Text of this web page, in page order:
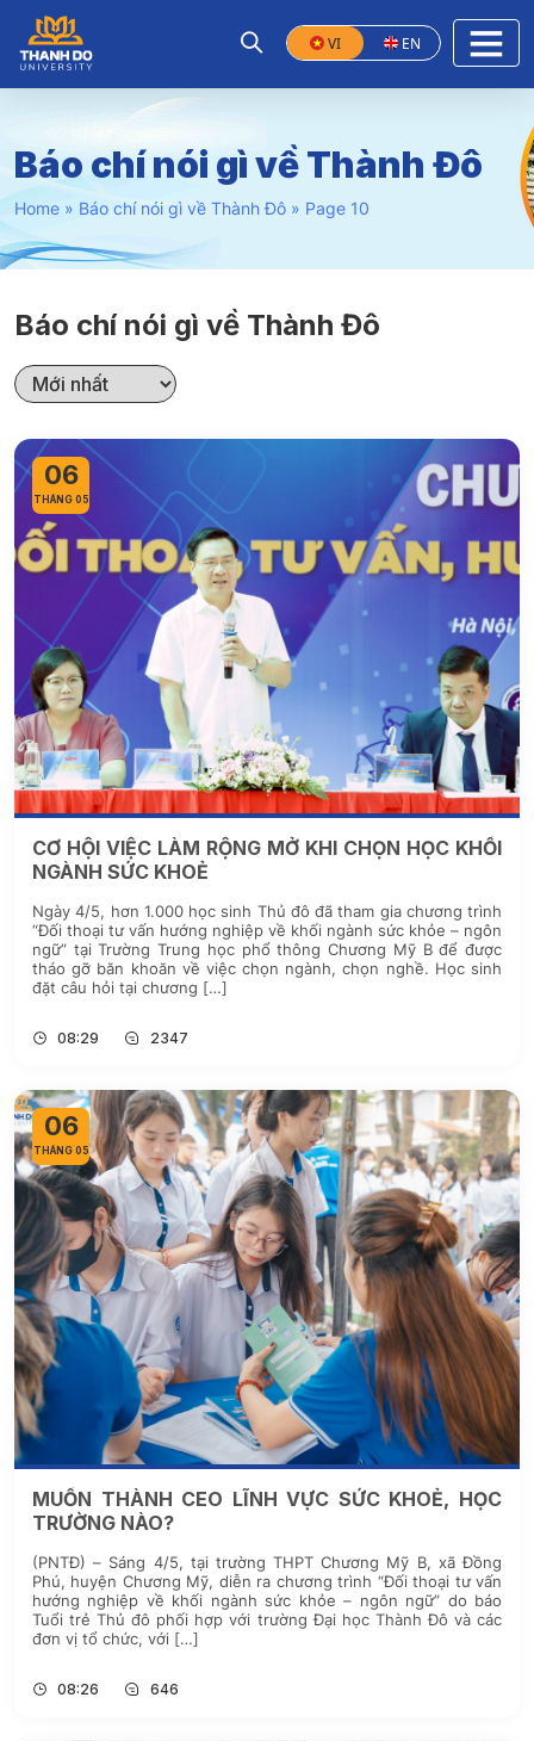
VI EN
Báo chí nói gì về Thành Đô
Home » Báo chí nói gì về Thành Đô » Page 10
Báo chí nói gì về Thành Đô
06
THÁNG 05
CƠ HỘI VIỆC LÀM RỘNG MỞ KHI CHỌN HỌC KHỐI
NGÀNH SỨC KHOẺ
Ngày 4/5, hơn 1.000 học sinh Thủ đô đã tham gia chương trình
“Đối thoại tư vấn hướng nghiệp về khối ngành sức khỏe – ngôn
ngữ” tại Trường Trung học phổ thông Chương Mỹ B để được
tháo gỡ băn khoăn về việc chọn ngành, chọn nghề. Học sinh
đặt câu hỏi tại chương […]
08:29 2347
06
THÁNG 05
MUỐN THÀNH CEO LĨNH VỰC SỨC KHOẺ, HỌC
TRƯỜNG NÀO?
(PNTĐ) – Sáng 4/5, tại trường THPT Chương Mỹ B, xã Đồng
Phú, huyện Chương Mỹ, diễn ra chương trình “Đối thoại tư vấn
hướng nghiệp về khối ngành sức khỏe – ngôn ngữ” do báo
Tuổi trẻ Thủ đô phối hợp với trường Đại học Thành Đô và các
đơn vị tổ chức, với […]
08:26 646